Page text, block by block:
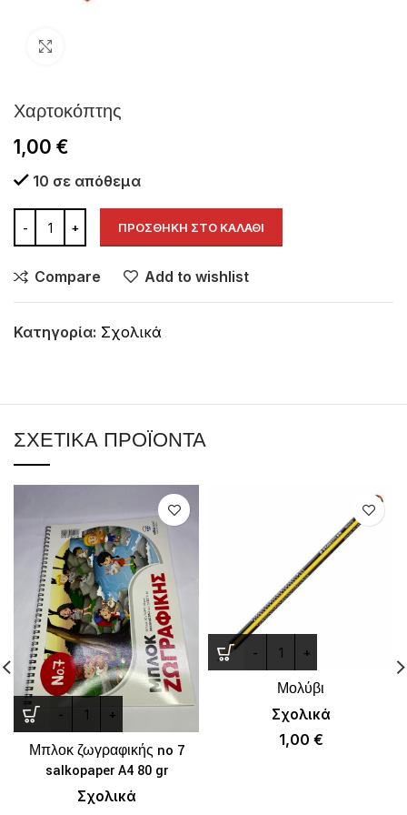
Χαρτοκόπτης
1,00 €
10 σε απόθεμα
ΠΡΟΣΘΉΚΗ ΣΤΟ ΚΑΛΆΘΙ
Compare Add to wishlist
Κατηγορία: Σχολικά
ΣΧΕΤΙΚΆ ΠΡΟΪΌΝΤΑ
Μπλοκ ζωγραφικής no 7
salkopaper A4 80 gr
Σχολικά
Μολύβι
Σχολικά
1,00 €